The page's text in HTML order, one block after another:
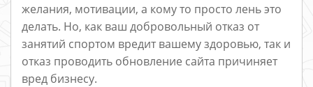
желания, мотивации, а кому то просто лень это
делать. Но, как ваш добровольный отказ от
занятий спортом вредит вашему здоровью, так и
отказ проводить обновление сайта причиняет
вред бизнесу.